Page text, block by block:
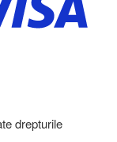
drepturile